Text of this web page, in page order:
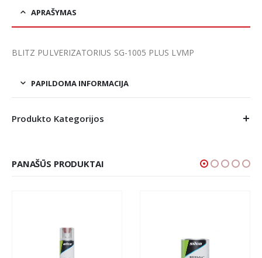
APRAŠYMAS
BLITZ PULVERIZATORIUS SG-1005 PLUS LVMP
PAPILDOMA INFORMACIJA
Produkto Kategorijos
PANAŠŪS PRODUKTAI